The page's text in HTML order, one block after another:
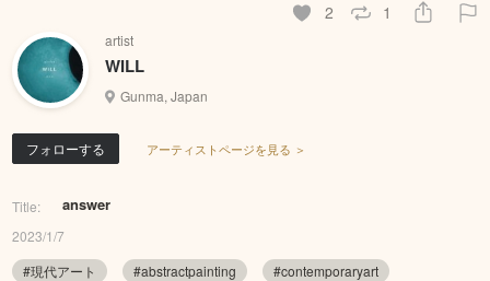
2 1
artist
WILL
Gunma, Japan
フォローする アーティストページを見る ＞
Title: answer
2023/1/7
#現代アート
#abstractpainting
#contemporaryart